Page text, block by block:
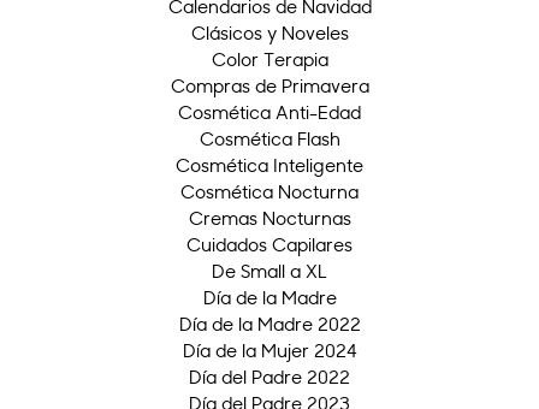
Calendarios de Navidad
Clásicos y Noveles
Color Terapia
Compras de Primavera
Cosmética Anti-Edad
Cosmética Flash
Cosmética Inteligente
Cosmética Nocturna
Cremas Nocturnas
Cuidados Capilares
De Small a XL
Día de la Madre
Día de la Madre 2022
Día de la Mujer 2024
Día del Padre 2022
Día del Padre 2023